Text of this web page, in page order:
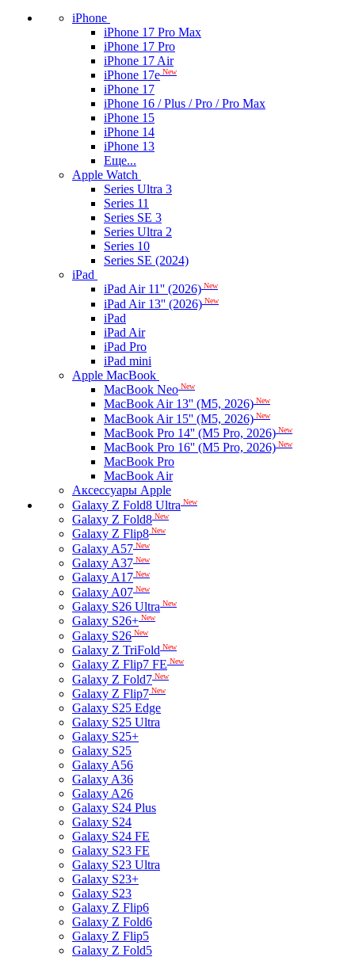
iPhone
iPhone 17 Pro Max
iPhone 17 Pro
iPhone 17 Air
iPhone 17e New
iPhone 17
iPhone 16 / Plus / Pro / Pro Max
iPhone 15
iPhone 14
iPhone 13
Еще...
Apple Watch
Series Ultra 3
Series 11
Series SE 3
Series Ultra 2
Series 10
Series SE (2024)
iPad
iPad Air 11'' (2026) New
iPad Air 13'' (2026) New
iPad
iPad Air
iPad Pro
iPad mini
Apple MacBook
MacBook Neo New
MacBook Air 13'' (M5, 2026) New
MacBook Air 15'' (M5, 2026) New
MacBook Pro 14'' (M5 Pro, 2026) New
MacBook Pro 16'' (M5 Pro, 2026) New
MacBook Pro
MacBook Air
Аксессуары Apple
Galaxy Z Fold8 Ultra New
Galaxy Z Fold8 New
Galaxy Z Flip8 New
Galaxy A57 New
Galaxy A37 New
Galaxy A17 New
Galaxy A07 New
Galaxy S26 Ultra New
Galaxy S26+ New
Galaxy S26 New
Galaxy Z TriFold New
Galaxy Z Flip7 FE New
Galaxy Z Fold7 New
Galaxy Z Flip7 New
Galaxy S25 Edge
Galaxy S25 Ultra
Galaxy S25+
Galaxy S25
Galaxy A56
Galaxy A36
Galaxy A26
Galaxy S24 Plus
Galaxy S24
Galaxy S24 FE
Galaxy S23 FE
Galaxy S23 Ultra
Galaxy S23+
Galaxy S23
Galaxy Z Flip6
Galaxy Z Fold6
Galaxy Z Flip5
Galaxy Z Fold5